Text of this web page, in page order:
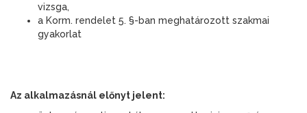
vizsga,
a Korm. rendelet 5. §-ban meghatározott szakmai
gyakorlat
Az alkalmazásnál előnyt jelent: